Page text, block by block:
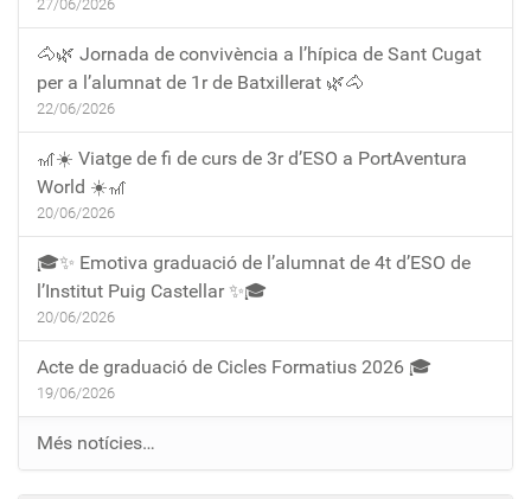
27/06/2026
🐴🌿 Jornada de convivència a l’hípica de Sant Cugat
per a l’alumnat de 1r de Batxillerat 🌿🐴
22/06/2026
🎢☀️ Viatge de fi de curs de 3r d’ESO a PortAventura
World ☀️🎢
20/06/2026
🎓✨ Emotiva graduació de l’alumnat de 4t d’ESO de
l’Institut Puig Castellar ✨🎓
20/06/2026
Acte de graduació de Cicles Formatius 2026 🎓
19/06/2026
Més notícies…